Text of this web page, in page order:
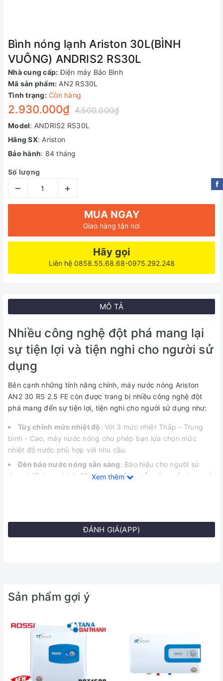
Bình nóng lạnh Ariston 30L(BÌNH
VUÔNG) ANDRIS2 RS30L
Nhà cung cấp: Điện máy Bảo Bình
Mã sản phẩm: AN2 RS30L
Tình trạng: Còn hàng
2.930.000₫ 4.500.000₫
Model: ANDRIS2 RS30L
Hãng SX: Ariston
Bảo hành: 84 tháng
Số lượng
– +
MUA NGAY
Giao hàng tận nơi
Hãy gọi
Liên hệ 0858.55.68.68-0975.292.248
MÔ TẢ
Nhiều công nghệ đột phá mang lại
sự tiện lợi và tiện nghi cho người sử
dụng
Bên cạnh những tính năng chính, máy nước nóng Ariston
AN2 30 RS 2.5 FE còn được trang bị nhiều công nghệ đột
phá mang đến sự tiện lợi, tiện nghi cho người sử dụng như:
Tùy chỉnh mức nhiệt độ: Với 3 mức nhiệt Thấp - Trung
bình - Cao, máy nước nóng cho phép bạn lựa chọn mức
nhiệt độ nước phù hợp với nhu cầu.
Đèn báo nước nóng sẵn sàng: Báo hiệu cho người sử
dụng biết trong bình đã có nước nóng, sẵn sàng sử dụng mà
nóng Ariston AN2 RS 30 lít sở hữu vẻ bề ngoài dạng hình hộp
vuông khá đơn giản nhưng không kém phần thanh lịch nhờ
Xem thêm
ĐÁNH GIÁ(APP)
Sản phẩm gợi ý